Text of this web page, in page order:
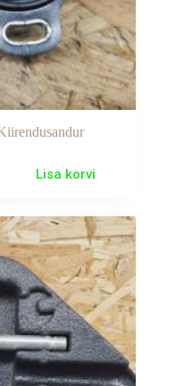
Lisa korvi